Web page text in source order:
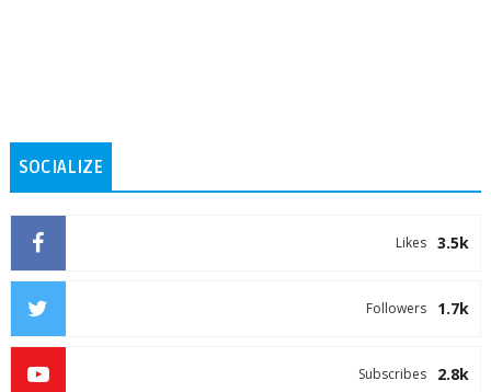
SOCIALIZE
3.5k
Likes
1.7k
Followers
2.8k
Subscribes